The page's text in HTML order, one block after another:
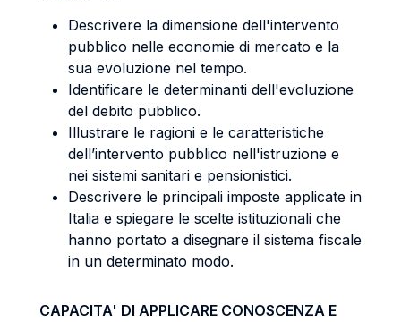
Descrivere la dimensione dell'intervento
pubblico nelle economie di mercato e la
sua evoluzione nel tempo.
Identificare le determinanti dell'evoluzione
del debito pubblico.
Illustrare le ragioni e le caratteristiche
dell’intervento pubblico nell'istruzione e
nei sistemi sanitari e pensionistici.
Descrivere le principali imposte applicate in
Italia e spiegare le scelte istituzionali che
hanno portato a disegnare il sistema fiscale
in un determinato modo.
CAPACITA' DI APPLICARE CONOSCENZA E